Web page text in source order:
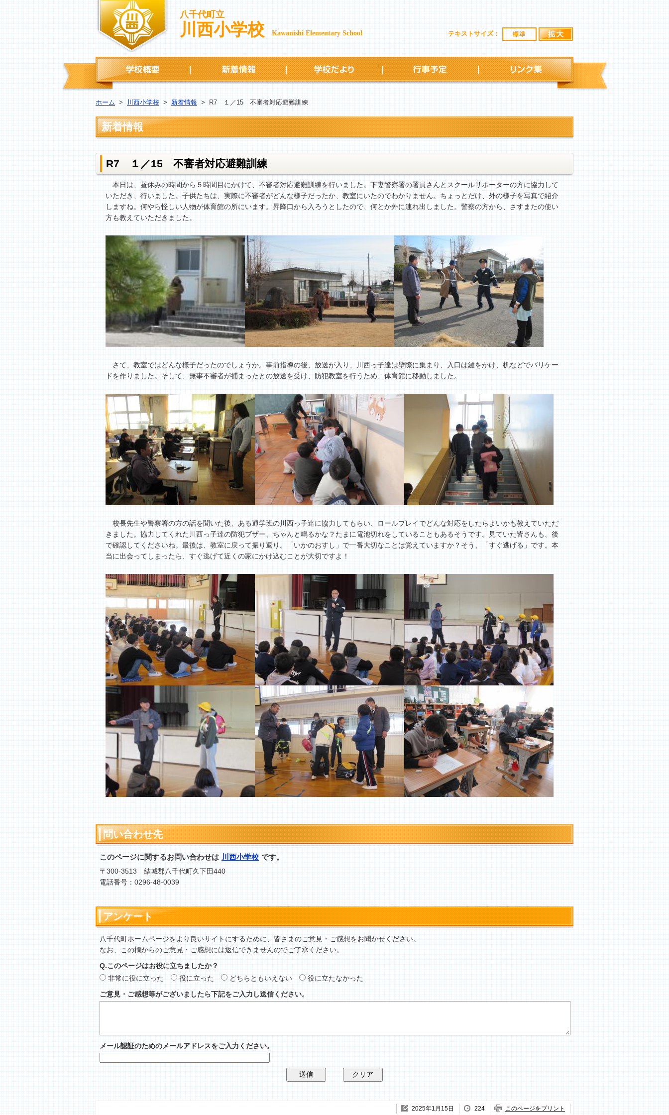
八千代町立
川西小学校 Kawanishi Elementary School テキストサイズ： 標準
学校概要 新着情報 学校だより 行事予定 リンク集
ホーム > 川西小学校 > 新着情報 > R7 １／15 不審者対応避難訓練
新着情報
R7 １／15 不審者対応避難訓練
本日は、昼休みの時間から５時間目にかけて、不審者対応避難訓練を行いました。下妻警察署の署員さんとスクールサポーターの方に協力して
いただき、行いました。子供たちは、実際に不審者がどんな様子だったか、教室にいたのでわかりません。ちょっとだけ、外の様子を写真で紹介
しますね。何やら怪しい人物が体育館の所にいます。昇降口から入ろうとしたので、何とか外に連れ出しました。警察の方から、さすまたの使い
方も教えていただきました。
さて、教室ではどんな様子だったのでしょうか。事前指導の後、放送が入り、川西っ子達は壁際に集まり、入口は鍵をかけ、机などでバリケー
ドを作りました。そして、無事不審者が捕まったとの放送を受け、防犯教室を行うため、体育館に移動しました。
校長先生や警察署の方の話を聞いた後、ある通学班の川西っ子達に協力してもらい、ロールプレイでどんな対応をしたらよいかも教えていただ
きました。協力してくれた川西っ子達の防犯ブザー、ちゃんと鳴るかな？たまに電池切れをしていることもあるそうです。見ていた皆さんも、後
で確認してくださいね。最後は、教室に戻って振り返り。「いかのおすし」で一番大切なことは覚えていますか？そう、「すぐ逃げる」です。本
当に出会ってしまったら、すぐ逃げて近くの家にかけ込むことが大切ですよ！
問い合わせ先
このページに関するお問い合わせは 川西小学校 です。
〒300-3513 結城郡八千代町久下田440
電話番号：0296-48-0039
アンケート
八千代町ホームページをより良いサイトにするために、皆さまのご意見・ご感想をお聞かせください。
なお、この欄からのご意見・ご感想には返信できませんのでご了承ください。
Q.このページはお役に立ちましたか？
非常に役に立った
役に立った どちらともいえない
役に立たなかった
ご意見・ご感想等がございましたら下記をご入力し送信ください。
メール認証のためのメールアドレスをご入力ください。
2025年1月15日 224 このページをプリント